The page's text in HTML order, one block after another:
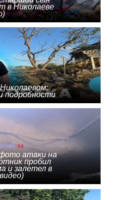
в Николаеве
подробности
атаки на
пробил
и залетел в